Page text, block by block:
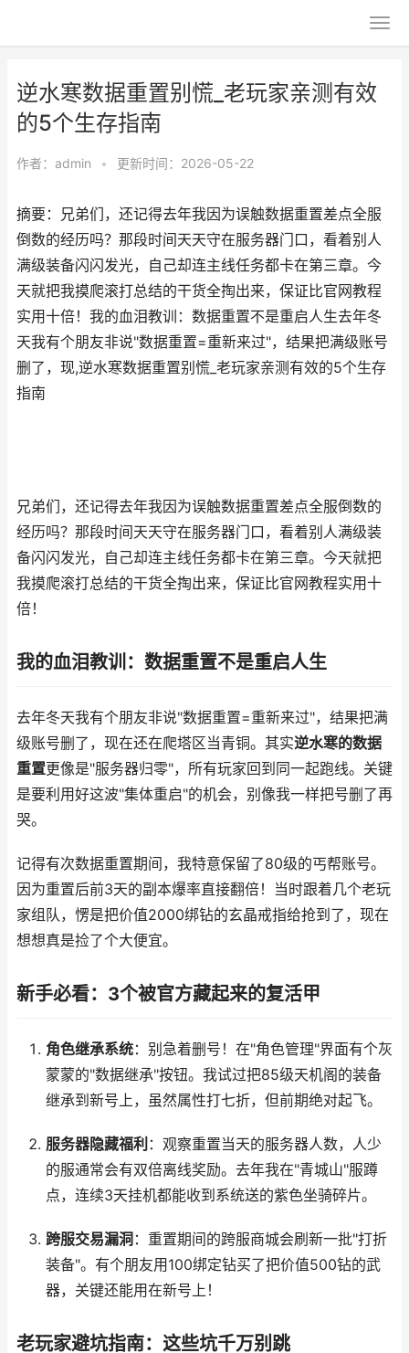
逆水寒数据重置别慌_老玩家亲测有效
的5个生存指南
作者： admin • 更新时间：2026-05-22
摘要：兄弟们，还记得去年我因为误触数据重置差点全服
倒数的经历吗？那段时间天天守在服务器门口，看着别人
满级装备闪闪发光，自己却连主线任务都卡在第三章。今
天就把我摸爬滚打总结的干货全掏出来，保证比官网教程
实用十倍！我的血泪教训：数据重置不是重启人生去年冬
天我有个朋友非说"数据重置=重新来过"，结果把满级账号
删了，现,逆水寒数据重置别慌_老玩家亲测有效的5个生存
指南
兄弟们，还记得去年我因为误触数据重置差点全服倒数的
经历吗？那段时间天天守在服务器门口，看着别人满级装
备闪闪发光，自己却连主线任务都卡在第三章。今天就把
我摸爬滚打总结的干货全掏出来，保证比官网教程实用十
倍！
我的血泪教训：数据重置不是重启人生
去年冬天我有个朋友非说"数据重置=重新来过"，结果把满
级账号删了，现在还在爬塔区当青铜。其实逆水寒的数据
重置更像是"服务器归零"，所有玩家回到同一起跑线。关键
是要利用好这波"集体重启"的机会，别像我一样把号删了再
哭。
记得有次数据重置期间，我特意保留了80级的丐帮账号。
因为重置后前3天的副本爆率直接翻倍！当时跟着几个老玩
家组队，愣是把价值2000绑钻的玄晶戒指给抢到了，现在
想想真是捡了个大便宜。
新手必看：3个被官方藏起来的复活甲
角色继承系统：别急着删号！在"角色管理"界面有个灰
蒙蒙的"数据继承"按钮。我试过把85级天机阁的装备
继承到新号上，虽然属性打七折，但前期绝对起飞。
服务器隐藏福利 ：观察重置当天的服务器人数，人少
的服通常会有双倍离线奖励。去年我在"青城山"服蹲
点，连续3天挂机都能收到系统送的紫色坐骑碎片。
跨服交易漏洞 ：重置期间的跨服商城会刷新一批"打折
装备"。有个朋友用100绑定钻买了把价值500钻的武
器，关键还能用在新号上！
老玩家避坑指南：这些坑千万别跳